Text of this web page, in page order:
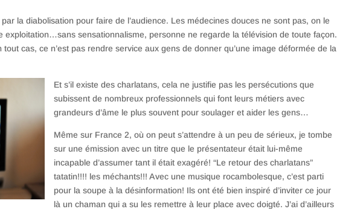
la diabolisation pour faire de l’audience. Les médecines douces ne sont pas, on le
exploitation…sans sensationnalisme, personne ne regarde la télévision de toute façon.
tout cas, ce n’est pas rendre service aux gens de donner qu’une image déformée de la
Et s’il existe des charlatans, cela ne justifie pas les persécutions que
subissent de nombreux professionnels qui font leurs métiers avec
grandeurs d’âme le plus souvent pour soulager et aider les gens…
Même sur France 2, où on peut s’attendre à un peu de sérieux, je tombe
sur une émission avec un titre que le présentateur était lui-même
incapable d’assumer tant il était exagéré! “Le retour des charlatans”
tatatin!!!! les méchants!!! Avec une musique rocambolesque, c’est parti
pour la soupe à la désinformation! Ils ont été bien inspiré d’inviter ce jour
là un chaman qui a su les remettre à leur place avec doigté. J’ai d’ailleurs